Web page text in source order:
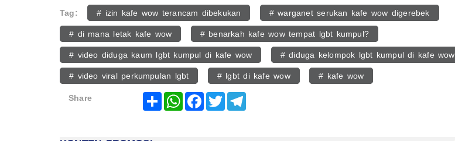
Tag: # izin kafe wow terancam dibekukan # warganet serukan kafe wow digerebek
# di mana letak kafe wow # benarkah kafe wow tempat lgbt kumpul?
# video diduga kaum lgbt kumpul di kafe wow # diduga kelompok lgbt kumpul di kafe wow
# video viral perkumpulan lgbt # lgbt di kafe wow # kafe wow
Share Share WhatsAppFacebook
Twitter